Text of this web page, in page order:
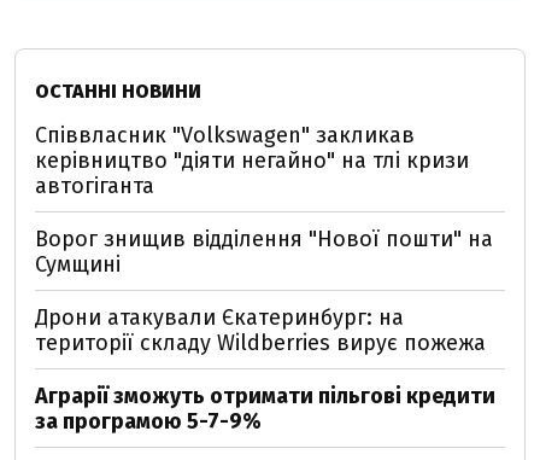
ОСТАННІ НОВИНИ
Співвласник "Volkswagen" закликав
керівництво "діяти негайно" на тлі кризи
автогіганта
Ворог знищив відділення "Нової пошти" на
Сумщині
Дрони атакували Єкатеринбург: на
території складу Wildberries вирує пожежа
Аграрії зможуть отримати пільгові кредити
за програмою 5-7-9%